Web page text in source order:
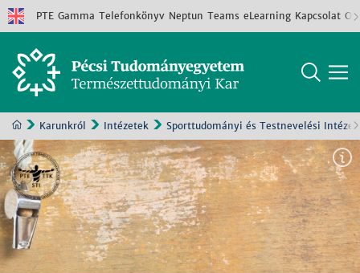
PTE Gamma Telefonkönyv Neptun Teams eLearning Kapcsolat
Karunkról Intézetek Sporttudományi és Testnevelési Intézet